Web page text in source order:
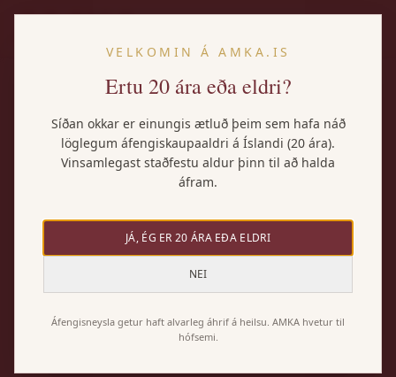
VÍN MEÐ MAT
Vín með reykt kjöt
Reykt kjöt biður um vín með ávöxtum og reykingu
sjálft — Zinfandel, kröftug Syrah, þroskaðir
Tempranillo. Hér eru AMKA vín sem henta reyktum
réttum.
VELKOMIN Á AMKA.IS
Ertu 20 ára eða eldri?
Síðan okkar er einungis ætluð þeim sem hafa náð
löglegum áfengiskaupaaldri á Íslandi (20 ára).
Vinsamlegast staðfestu aldur þinn til að halda
áfram.
JÁ, ÉG ER 20 ÁRA EÐA ELDRI
NEI
Áfengisneysla getur haft alvarleg áhrif á heilsu. AMKA hvetur til
hófsemi.